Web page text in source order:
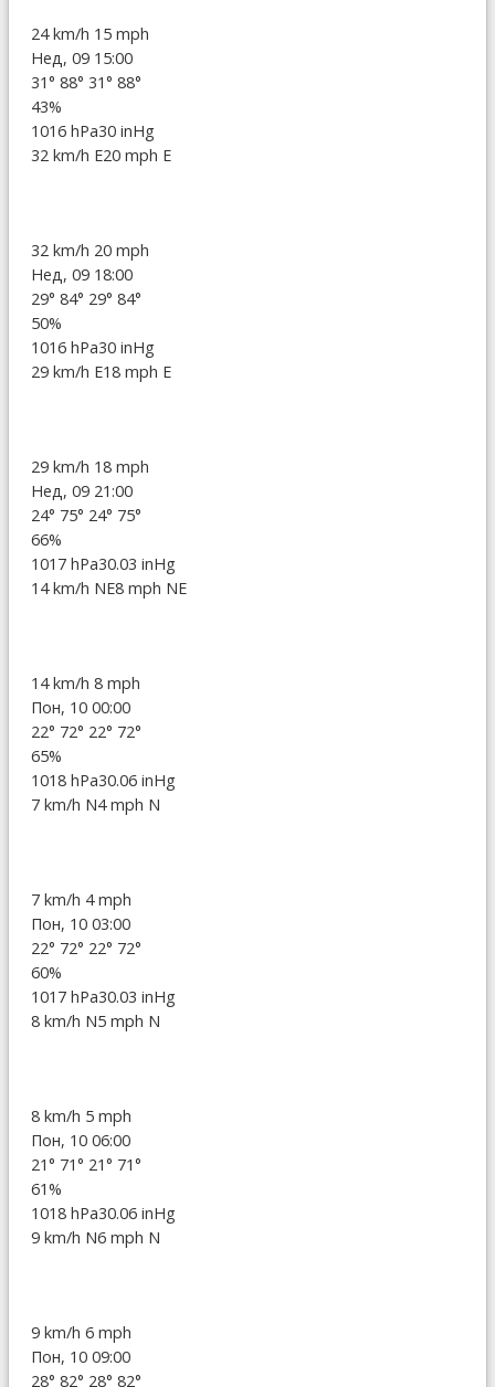
24 km/h 15 mph
Нед, 09 15:00
31° 88° 31° 88°
43%
1016 hPa30 inHg
32 km/h E20 mph E
32 km/h 20 mph
Нед, 09 18:00
29° 84° 29° 84°
50%
1016 hPa30 inHg
29 km/h E18 mph E
29 km/h 18 mph
Нед, 09 21:00
24° 75° 24° 75°
66%
1017 hPa30.03 inHg
14 km/h NE8 mph NE
14 km/h 8 mph
Пон, 10 00:00
22° 72° 22° 72°
65%
1018 hPa30.06 inHg
7 km/h N4 mph N
7 km/h 4 mph
Пон, 10 03:00
22° 72° 22° 72°
60%
1017 hPa30.03 inHg
8 km/h N5 mph N
8 km/h 5 mph
Пон, 10 06:00
21° 71° 21° 71°
61%
1018 hPa30.06 inHg
9 km/h N6 mph N
9 km/h 6 mph
Пон, 10 09:00
28° 82° 28° 82°